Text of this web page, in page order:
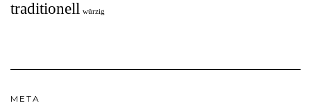
traditionell würzig
META